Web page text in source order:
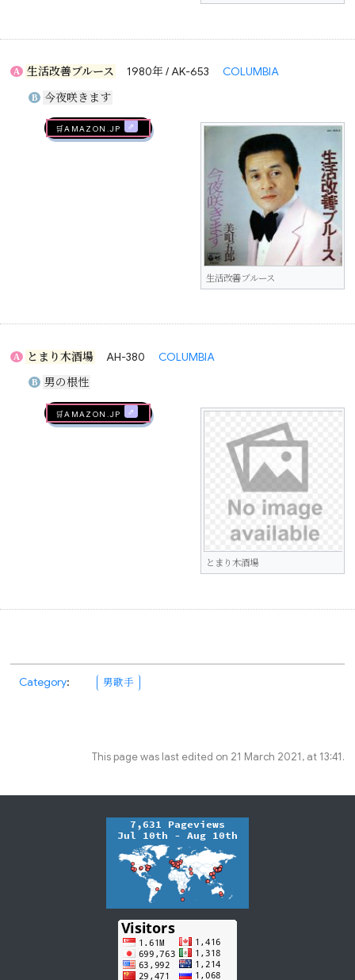
A 生活改善ブルース 1980年 / AK-653 COLUMBIA
B 今夜咲きます
生活改善ブルース
🛒AMAZON.jp
A とまり木酒場 AH-380 COLUMBIA
B 男の根性
とまり木酒場
🛒AMAZON.jp
Category: 男歌手
This page was last edited on 21 March 2021, at 13:41.